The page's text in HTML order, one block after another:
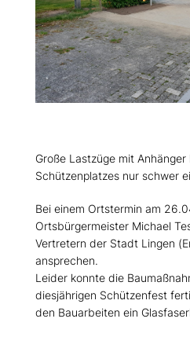
Große Lastzüge mit
Schützenplatzes nur schwer
Bei einem Ortstermin am
Ortsbürgermeister Michael
Vertretern der Stadt Lingen
ansprechen.
Leider konnte die
diesjährigen Schützenfest
den Bauarbeiten ein